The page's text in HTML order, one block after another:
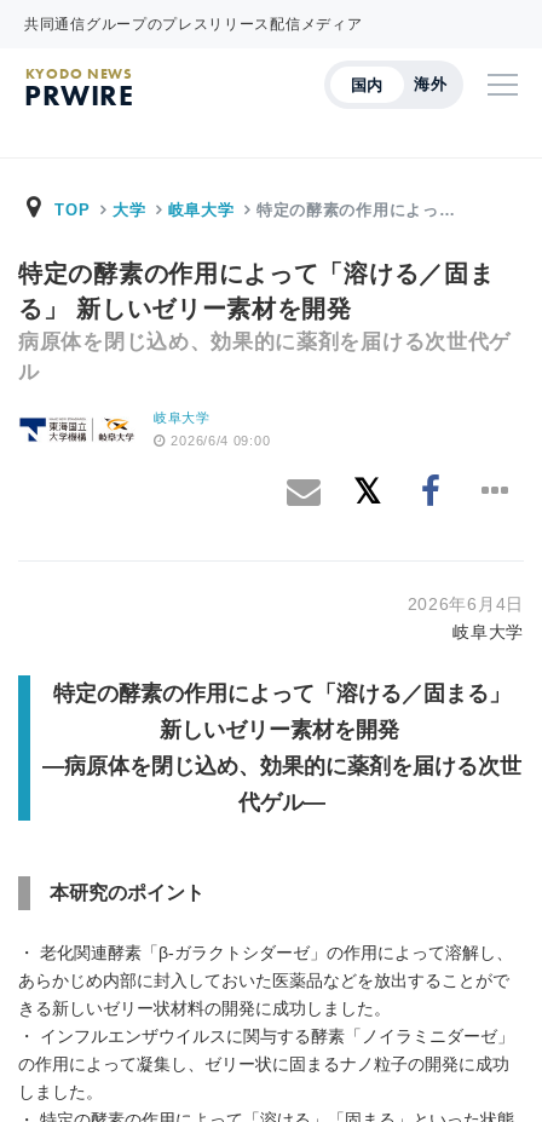
共同通信グループのプレスリリース配信メディア
国内 海外
KYODO NEWS
PRWIRE
TOP 大学 岐阜大学 特定の酵素の作用によっ…
特定の酵素の作用によって「溶ける／固ま
る」 新しいゼリー素材を開発
病原体を閉じ込め、効果的に薬剤を届ける次世代ゲ
ル
岐阜大学
2026/6/4 09:00
2026年6月4日
岐阜大学
特定の酵素の作用によって「溶ける／固まる」
新しいゼリー素材を開発
―病原体を閉じ込め、効果的に薬剤を届ける次世
代ゲル―
本研究のポイント
・ 老化関連酵素「β-ガラクトシダーゼ」の作用によって溶解し、
あらかじめ内部に封入しておいた医薬品などを放出することがで
きる新しいゼリー状材料の開発に成功しました。
・ インフルエンザウイルスに関与する酵素「ノイラミニダーゼ」
の作用によって凝集し、ゼリー状に固まるナノ粒子の開発に成功
しました。